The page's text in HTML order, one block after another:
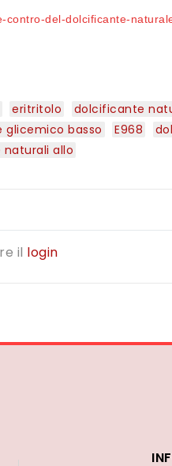
contro-del-dolcificante-
eritritolo dolcificante
glicemico basso E968
allo
il login